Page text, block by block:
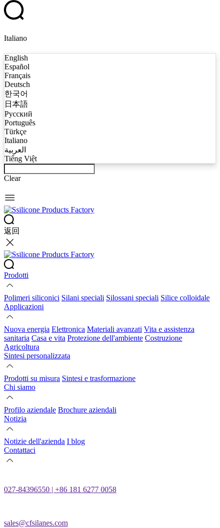
Italiano
English
Español
Français
Deutsch
한국어
日本語
Русский
Português
Türkçe
Italiano
العربية
Tiếng Việt
Clear
返回
Prodotti
Polimeri siliconici Silani speciali Silossani speciali Silice colloidale
Applicazioni
Nuova energia Elettronica Materiali avanzati Vita e assistenza
sanitaria Casa e vita Protezione dell'ambiente Costruzione
Agricoltura
Sintesi personalizzata
Prodotti su misura Sintesi e trasformazione
Chi siamo
Profilo aziendale Brochure aziendali
Notizia
Notizie dell'azienda I blog
Contattaci
027-84396550 | +86 181 6277 0058
sales@cfsilanes.com